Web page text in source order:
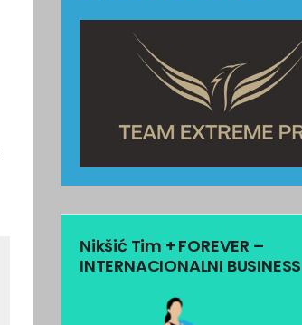
Nikšić Tim + FOREVER –
INTERNACIONALNI BUSINESS